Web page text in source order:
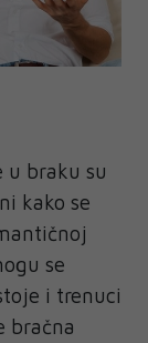
u braku su
kako se
se
i trenuci
bračna